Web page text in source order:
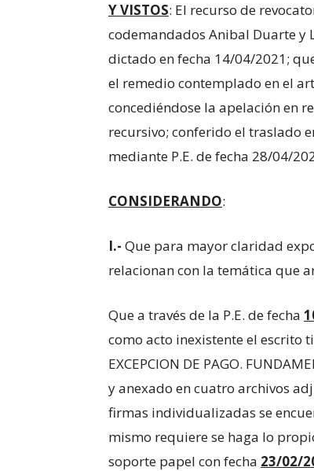
Y VISTOS: El recurso de
codemandados Anibal Duarte y
dictado en fecha 14/04/2021;
el remedio contemplado en el
concediéndose la apelación en
recursivo; conferido el traslado
mediante P.E. de fecha 28/04/
CONSIDERANDO:
I.- Que para mayor claridad
relacionan con la temática que
Que a través de la P.E. de fecha
como acto inexistente el escrito
EXCEPCION DE PAGO.
y anexado en cuatro archivos
firmas individualizadas se
mismo requiere se haga lo
soporte papel con fecha 23/02/